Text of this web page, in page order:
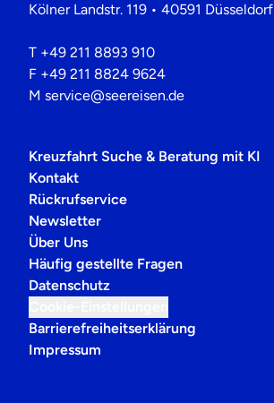
Kölner Landstr. 119 • 40591 Düsseldorf
T +49 211 8893 910
F +49 211 8824 9624
M service@seereisen.de
Kreuzfahrt Suche & Beratung mit KI
Kontakt
Rückrufservice
Newsletter
Über Uns
Häufig gestellte Fragen
Datenschutz
Barrierefreiheitserklärung
Impressum